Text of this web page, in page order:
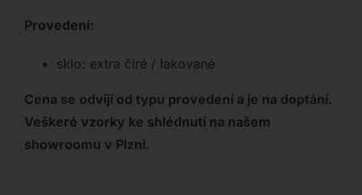
Provedení:
sklo: extra čiré / lakované
Cena se odvíjí od typu provedení a je na doptání.
Veškeré vzorky ke shlédnutí na našem
showroomu v Plzni.